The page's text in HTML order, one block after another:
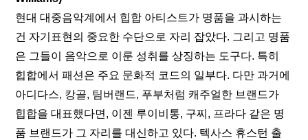
현대 대중음악계에서 힙합 아티스트가 명품을 과시하는
건 자기표현의 중요한 수단으로 자리 잡았다. 그리고 명품
은 그들이 음악으로 이룬 성취를 상징하는 도구다. 특히
힙합에서 패션은 주요 문화적 코드의 일부다. 다만 과거에
아디다스, 캉골, 팀버랜드, 푸부처럼 캐주얼한 브랜드가
힙합을 대표했다면, 이젠 루이비통, 구찌, 프라다 같은 명
품 브랜드가 그 자리를 대신하고 있다. 텍사스 휴스턴 출